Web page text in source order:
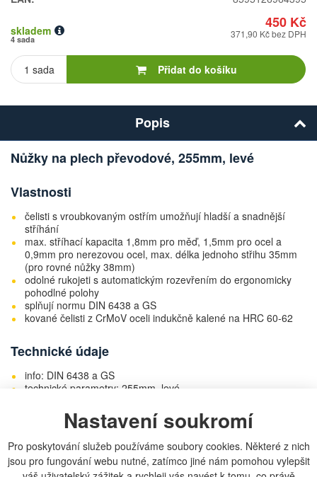
Nastavení soukromí
Pro poskytování služeb používáme soubory cookies. Některé z nich
jsou pro fungování webu nutné, zatímco jiné nám pomohou vylepšit
450 Kč
skladem
4 sada 371,90 Kč bez DPH
Počet
Přidat do košíku
Popis
Nůžky na plech převodové, 255mm, levé
Vlastnosti
čelisti s vroubkovaným ostřím umožňují hladší a snadnější
stříhání
max. stříhací kapacita 1,8mm pro měď, 1,5mm pro ocel a
0,9mm pro nerezovou ocel, max. délka jednoho střihu 35mm
(pro rovné nůžky 38mm)
odolné rukojeti s automatickým rozevřením do ergonomicky
pohodlné polohy
splňují normu DIN 6438 a GS
kované čelisti z CrMoV oceli indukčně kalené na HRC 60-62
Technické údaje
info: DIN 6438 a GS
technické parametry: 255mm, levé
materiál: CrMo
Katalogová čísla